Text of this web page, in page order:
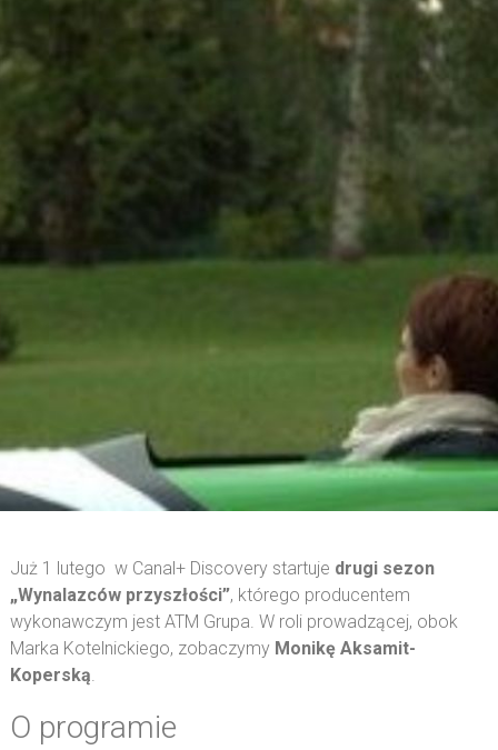
Już 1 lutego w Canal+ Discovery startuje drugi sezon
„Wynalazców przyszłości”, którego producentem
wykonawczym jest ATM Grupa. W roli prowadzącej, obok
Marka Kotelnickiego, zobaczymy Monikę Aksamit-
Koperską.
O programie